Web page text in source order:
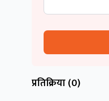
प्रतिक्रिया (0)